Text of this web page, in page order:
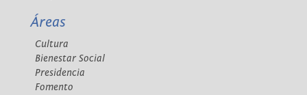
Áreas
Cultura
Bienestar Social
Presidencia
Fomento